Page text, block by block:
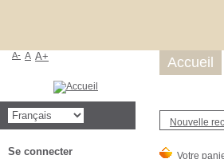
Nouvelle
Accueil
A- A A+
Se connecter